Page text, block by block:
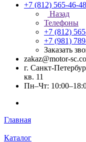
+7 (812) 565-46-48
Назад
Телефоны
+7 (812)
+7 (981)
Заказать
zakaz@motor-
г. Санкт-
кв. 11
Пн–Чт:
Главная
Каталог